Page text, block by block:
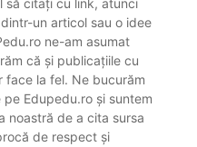
să citați cu link, atunci
un articol sau o idee
ne-am asumat
că și publicațiile cu
face la fel. Ne bucurăm
Edupedu.ro și suntem
noastră de a cita sursa
de respect și